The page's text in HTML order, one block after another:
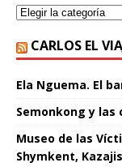
CARLOS EL
Ela Nguema. El
Semonkong y
Museo de las
Shymkent,